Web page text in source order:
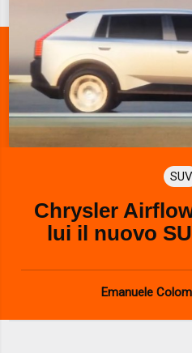
SUV
Chrysler
lui il nuovo
Emanuele